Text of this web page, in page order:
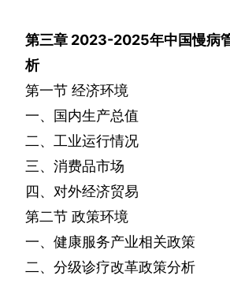
第三章 2023-2025年中国慢病
析
第一节 经济环境
一、国内生产总值
二、工业运行情况
三、消费品市场
四、对外经济贸易
第二节 政策环境
一、健康服务产业相关政策
二、分级诊疗改革政策分析